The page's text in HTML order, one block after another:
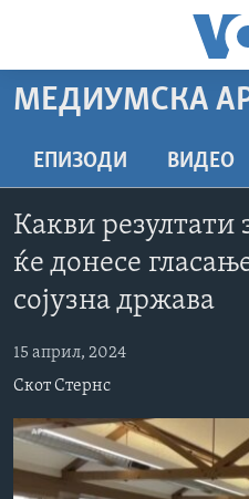
пристапност
содржина
Премини
до
страната
навигација
Пребарувај
ДОМА
РУБРИКИ
МАКЕДОНИЈА
СВЕТ
ЕКОНОМИЈА
ПОЛИТИКА
ЗДРАВЈЕ
НАУКА
УМЕТНОСТ И ЗАБАВА
ДОКУМЕНТАРЦИ
АРХИВИРАНА ПРОГРАМА
NEWSFLASH - АРХИВА
ВЕСТИ ОД САД ВО МИНУТА
ИЗБОРИ ВО САД 2020 -
ЗА НАС
Learning English
НАКУСО...
МЕДИУМСКА
ЕПИЗОДИ ВИДЕО
Какви резултати
ќе донесе
сојузна држава
15 април, 2024
Скот Стернс